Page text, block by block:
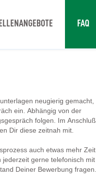
FAQ
neugierig gemacht,
ein. Abhängig von der
folgen. Im Anschluß
Dir diese zeitnah mit.
auch etwas mehr Zeit
gerne telefonisch mit
Deiner Bewerbung fragen.